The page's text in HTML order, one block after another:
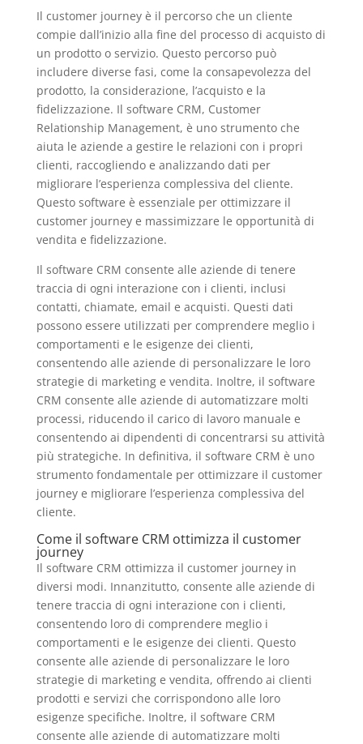
Il customer journey è il percorso che un cliente
compie dall’inizio alla fine del processo di acquisto di
un prodotto o servizio. Questo percorso può
includere diverse fasi, come la consapevolezza del
prodotto, la considerazione, l’acquisto e la
fidelizzazione. Il software CRM, Customer
Relationship Management, è uno strumento che
aiuta le aziende a gestire le relazioni con i propri
clienti, raccogliendo e analizzando dati per
migliorare l’esperienza complessiva del cliente.
Questo software è essenziale per ottimizzare il
customer journey e massimizzare le opportunità di
vendita e fidelizzazione.
Il software CRM consente alle aziende di tenere
traccia di ogni interazione con i clienti, inclusi
contatti, chiamate, email e acquisti. Questi dati
possono essere utilizzati per comprendere meglio i
comportamenti e le esigenze dei clienti,
consentendo alle aziende di personalizzare le loro
strategie di marketing e vendita. Inoltre, il software
CRM consente alle aziende di automatizzare molti
processi, riducendo il carico di lavoro manuale e
consentendo ai dipendenti di concentrarsi su attività
più strategiche. In definitiva, il software CRM è uno
strumento fondamentale per ottimizzare il customer
journey e migliorare l’esperienza complessiva del
cliente.
Come il software CRM ottimizza il customer
journey
Il software CRM ottimizza il customer journey in
diversi modi. Innanzitutto, consente alle aziende di
tenere traccia di ogni interazione con i clienti,
consentendo loro di comprendere meglio i
comportamenti e le esigenze dei clienti. Questo
consente alle aziende di personalizzare le loro
strategie di marketing e vendita, offrendo ai clienti
prodotti e servizi che corrispondono alle loro
esigenze specifiche. Inoltre, il software CRM
consente alle aziende di automatizzare molti